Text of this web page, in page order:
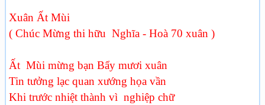
Xuân Ất Mùi
( Chúc Mừng thi hữu Nghĩa - Hoà 70 xuân )
Ất Mùi mừng bạn Bẩy mươi xuân
Tin tưởng lạc quan xướng họa vần
Khi trước nhiệt thành vì nghiệp chữ